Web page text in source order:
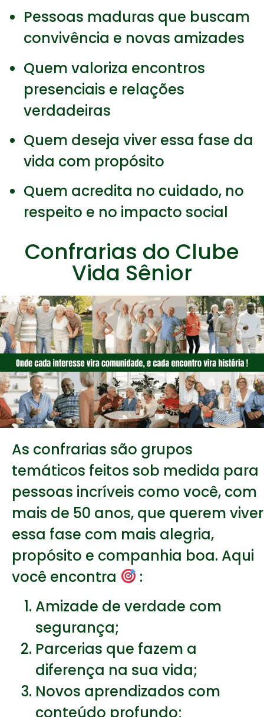
Pessoas maduras que buscam
convivência e novas amizades
Quem valoriza encontros
presenciais e relações
verdadeiras
Quem deseja viver essa fase da
vida com propósito
Quem acredita no cuidado, no
respeito e no impacto social
Confrarias do Clube
Vida Sênior
As confrarias são grupos
temáticos feitos sob medida para
pessoas incríveis como você, com
mais de 50 anos, que querem viver
essa fase com mais alegria,
propósito e companhia boa. Aqui
você encontra
:
Amizade de verdade com
segurança;
Parcerias que fazem a
diferença na sua vida;
Novos aprendizados com
conteúdo profundo;